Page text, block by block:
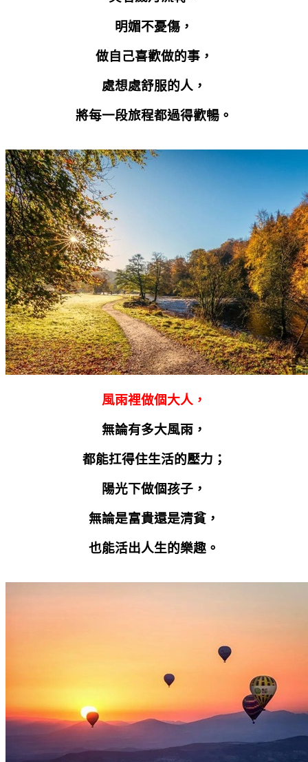
明媚不憂傷，
做自己喜歡做的事，
處想處舒服的人，
將每一段旅程都過得歡暢。
風雨裡做個大人，
無論有多大風雨，
都能扛得住生活的壓力；
陽光下做個孩子，
無論是富貴還是清貧，
也能活出人生的樂趣。